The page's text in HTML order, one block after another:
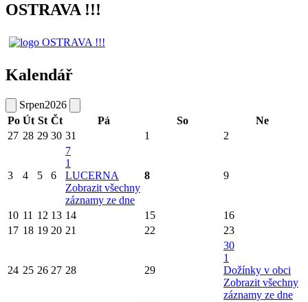
OSTRAVA !!!
Kalendář
Srpen2026
Po Út St Čt Pá So
Ne
27 28 29 30 31 1 2
3 4 5 6
7
1
LUCERNA
Zobrazit všechny
záznamy ze dne
8 9
10 11 12 13 14 15
16
17 18 19 20 21 22 23
24 25 26 27 28 29
30
1
Dožínky v obci
Zobrazit všechny
záznamy ze dne